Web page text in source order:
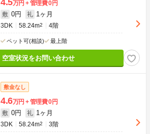
万円 管理費0円
敷 0円 礼 1ヶ月
3DK 58.24m2 4階
ペット可(相談) 最上階
空室状況をお問い合わせ
敷金なし
4.6万円 管理費0円
敷 0円 礼 1ヶ月
3DK 58.24m2 3階